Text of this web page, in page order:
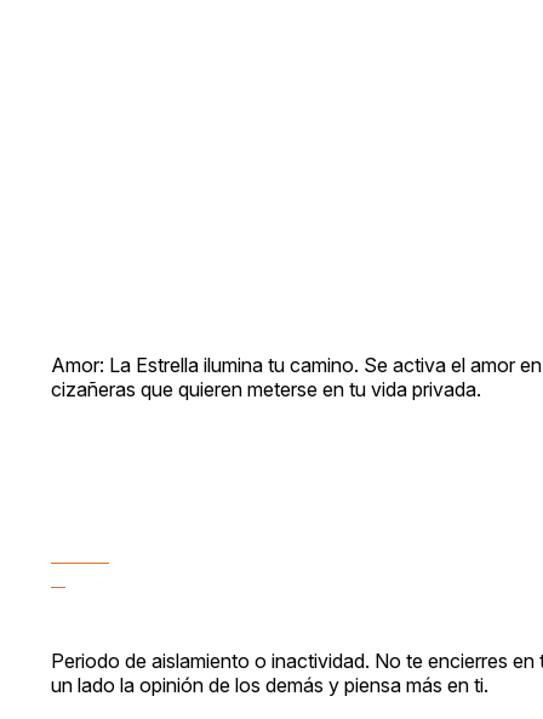
Amor: La Estrella ilumina tu camino. Se activa el amor
cizañeras que quieren meterse en tu vida privada.
Periodo de aislamiento o inactividad. No te encierres
un lado la opinión de los demás y piensa más en ti.